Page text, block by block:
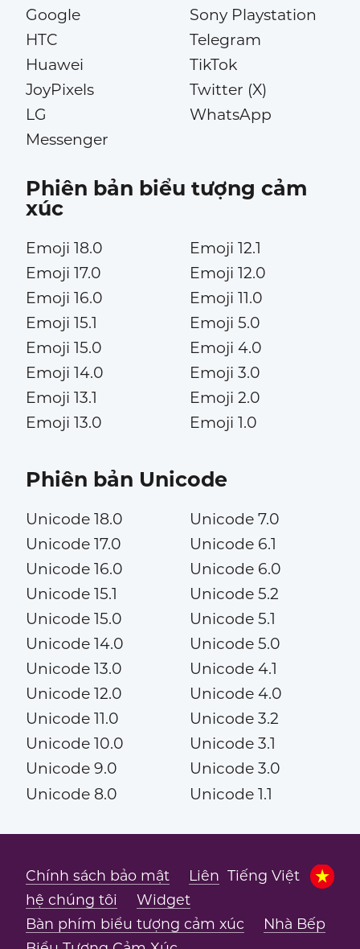
Google
HTC
Huawei
JoyPixels
LG
Messenger
Sony Playstation
Telegram
TikTok
Twitter (X)
WhatsApp
Phiên bản biểu tượng cảm
xúc
Emoji 18.0
Emoji 17.0
Emoji 16.0
Emoji 15.1
Emoji 15.0
Emoji 14.0
Emoji 13.1
Emoji 13.0
Emoji 12.1
Emoji 12.0
Emoji 11.0
Emoji 5.0
Emoji 4.0
Emoji 3.0
Emoji 2.0
Emoji 1.0
Phiên bản Unicode
Unicode 18.0
Unicode 17.0
Unicode 16.0
Unicode 15.1
Unicode 15.0
Unicode 14.0
Unicode 13.0
Unicode 12.0
Unicode 11.0
Unicode 10.0
Unicode 9.0
Unicode 8.0
Unicode 7.0
Unicode 6.1
Unicode 6.0
Unicode 5.2
Unicode 5.1
Unicode 5.0
Unicode 4.1
Unicode 4.0
Unicode 3.2
Unicode 3.1
Unicode 3.0
Unicode 1.1
Tiếng Việt
Chính sách bảo mật
Liên
hệ chúng tôi
Widget
Bàn phím biểu tượng cảm xúc
Nhà Bếp